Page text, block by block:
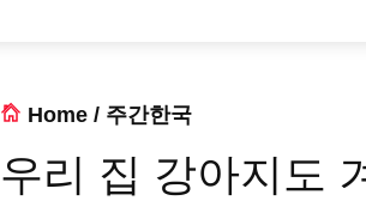
Home / 주간한국
우리 집 강아지도